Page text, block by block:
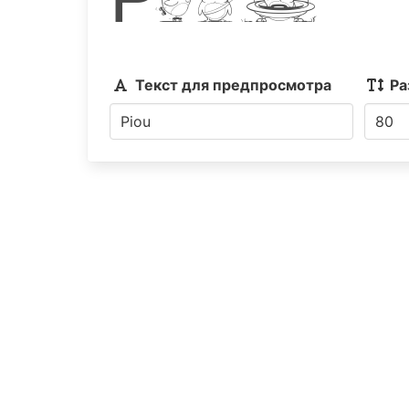
Текст для предпросмотра